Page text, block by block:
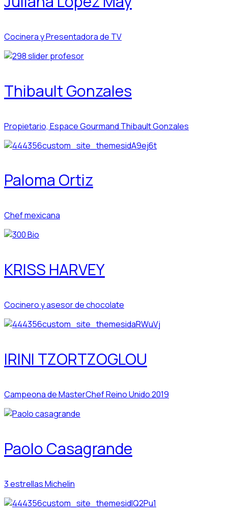
Cocinera y Presentadora de TV
Thibault Gonzales
Propietario, Espace Gourmand Thibault Gonzales
Paloma Ortiz
Chef mexicana
KRISS HARVEY
Cocinero y asesor de chocolate
IRINI TZORTZOGLOU
Campeona de MasterChef Reino Unido 2019
Paolo Casagrande
3 estrellas Michelin